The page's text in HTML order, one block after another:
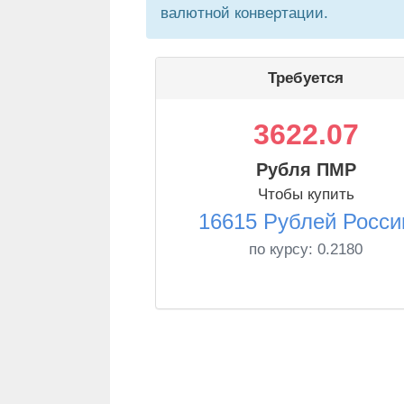
валютной конвертации.
Требуется
3622.07
Рубля ПМР
Чтобы купить
16615 Рублей
по курсу: 0.2180